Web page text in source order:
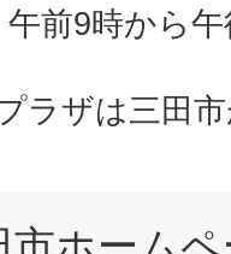
午前9時から
ラザは三田